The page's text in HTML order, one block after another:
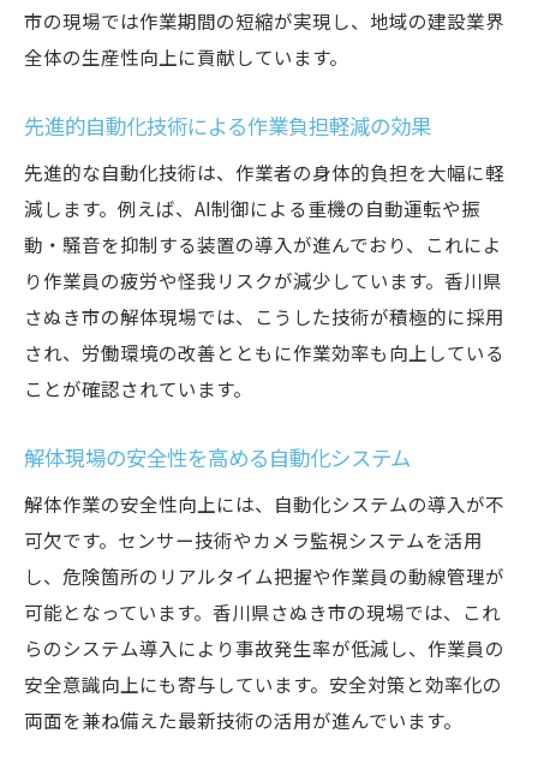
市の現場では作業期間の短縮が実現し、地域の建設業界
全体の生産性向上に貢献しています。
先進的自動化技術による作業負担軽減の効果
先進的な自動化技術は、作業者の身体的負担を大幅に軽
減します。例えば、AI制御による重機の自動運転や振
動・騒音を抑制する装置の導入が進んでおり、これによ
り作業員の疲労や怪我リスクが減少しています。香川県
さぬき市の解体現場では、こうした技術が積極的に採用
され、労働環境の改善とともに作業効率も向上している
ことが確認されています。
解体現場の安全性を高める自動化システム
解体作業の安全性向上には、自動化システムの導入が不
可欠です。センサー技術やカメラ監視システムを活用
し、危険箇所のリアルタイム把握や作業員の動線管理が
可能となっています。香川県さぬき市の現場では、これ
らのシステム導入により事故発生率が低減し、作業員の
安全意識向上にも寄与しています。安全対策と効率化の
両面を兼ね備えた最新技術の活用が進んでいます。